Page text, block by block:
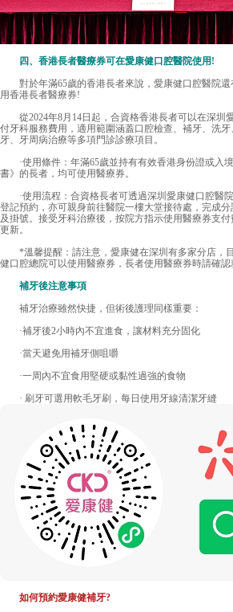
四、香港長者醫療券可在愛康健口腔醫院使用!
對於年滿65歲的香港長者來說，愛康健口腔醫院
用香港長者醫療券!
從2024年8月14日起，合資格香港長者可以在深圳
付牙科服務費用，適用範圍涵蓋口腔檢查、補牙、洗
牙、牙周病治療等多項門診診療項目。
·使用條件：年滿65歲並持有有效香港身份證或入
書》的長者，均可使用醫療券。
·使用流程：合資格長者可透過深圳愛康健口腔醫
登記預約，亦可親身前往醫院一樓大堂接待處，完成
及掛號。接受牙科治療後，按院方指示使用醫療券支
更新。
*溫馨提醒：請注意，愛康健在深圳有多家分店，
健口腔總院可以使用醫療券，長者使用醫療券時請確認
補牙後注意事項
補牙治療雖然快捷，但術後護理同樣重要：
·補牙後2小時內不宜進食，讓材料充分固化
·當天避免用補牙側咀嚼
·一周內不宜食用堅硬或黏性過強的食物
· 刷牙可選用軟毛牙刷，每日使用牙線清潔牙縫
如何預約愛康健補牙?